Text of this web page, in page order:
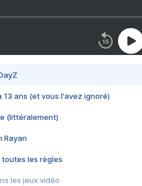
13 ans (et vous l'avez ignoré)
(littéralement)
Rayan
toutes les règles
les jeux vidéo